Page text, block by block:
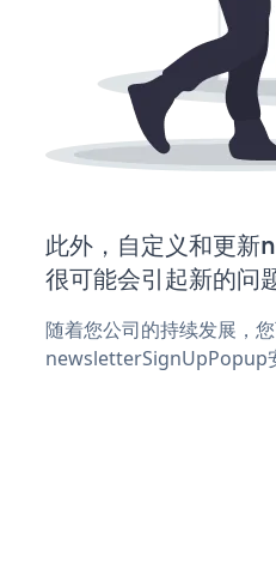
此外，自定义和更
很可能会引起新的问
随着您公司的持续发展，
newsletterSignUpPopup